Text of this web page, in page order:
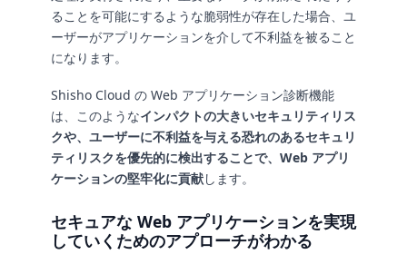
ることを可能にするような脆弱性が存在した場合、ユ
ーザーがアプリケーションを介して不利益を被ること
になります。
Shisho Cloud の Web アプリケーション診断機能
は、このようなインパクトの大きいセキュリティリス
クや、ユーザーに不利益を与える恐れのあるセキュリ
ティリスクを優先的に検出することで、Web アプリ
ケーションの堅牢化に貢献します。
セキュアな Web アプリケーションを実現
していくためのアプローチがわかる